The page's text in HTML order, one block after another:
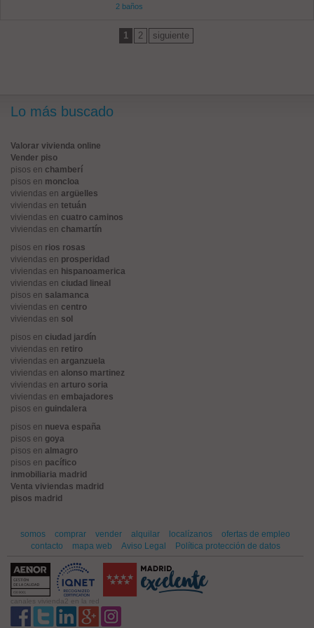
2 baños
1 2 siguiente
Lo más buscado
Valorar vivienda online
Vender piso
pisos en chamberí
pisos en moncloa
viviendas en argüelles
viviendas en tetuán
viviendas en cuatro caminos
viviendas en chamartín
pisos en rios rosas
viviendas en prosperidad
viviendas en hispanoamerica
viviendas en ciudad lineal
pisos en salamanca
viviendas en centro
viviendas en sol
pisos en ciudad jardín
viviendas en retiro
viviendas en arganzuela
viviendas en alonso martinez
viviendas en arturo soria
viviendas en embajadores
pisos en guindalera
pisos en nueva españa
pisos en goya
pisos en almagro
pisos en pacífico
inmobiliaria madrid
Venta viviendas madrid
pisos madrid
somos comprar vender alquilar localízanos
ofertas de empleo
contacto
mapa web Aviso Legal Política protección de datos
canales vivienda2 en la red